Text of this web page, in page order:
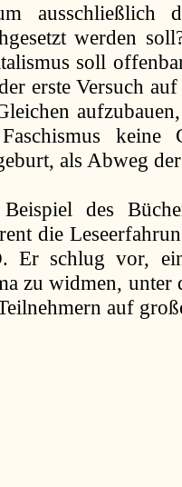
werden
soll
erste Versuch
als Abweg
des
die
Er schlug vor,
zu widmen, unter
auf